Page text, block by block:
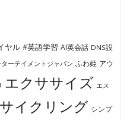
ヤル #英語学習 AI英会話 DNS設
ーテイメントジャパン ふわ姫 アウ
エクササイズ エス
サイクリング シンプ